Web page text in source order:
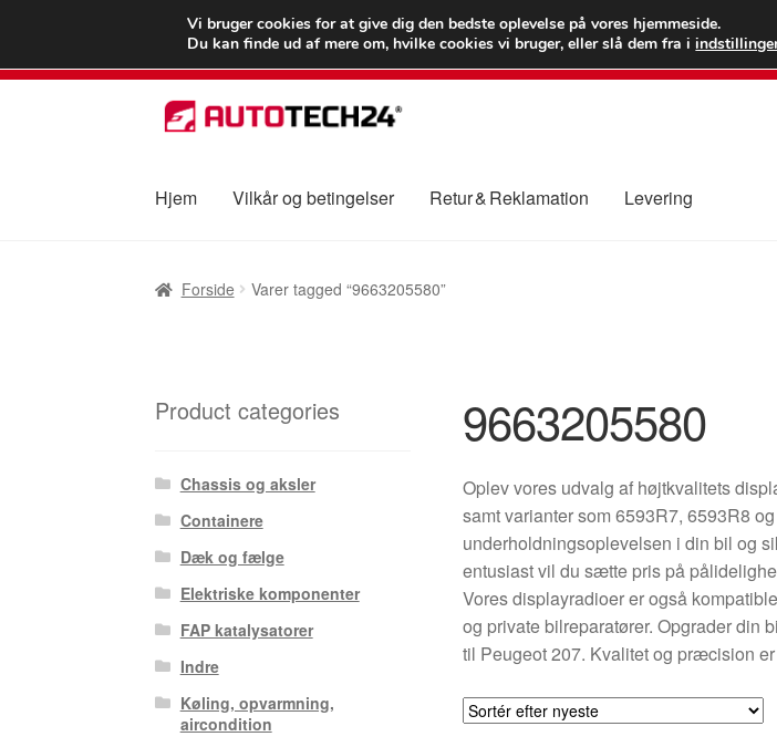
LEVERING fra 55 kr.
Spring
til
Spring
til
Hjem Vilkår og betingelser Retur & Reklamation Levering
Forside Varer tagged “9663205580”
9663205580
Oplev vores udvalg af højtkvalitets
samt varianter som 6593R7, 6593R8
underholdningsoplevelsen i din bil og
entusiast vil du sætte pris på
Vores displayradioer er også
og private bilreparatører. Opgrader din
til Peugeot 207. Kvalitet og præcision
Product categories
Chassis og aksler
Containere
Dæk og fælge
Elektriske komponenter
FAP katalysatorer
Indre
Køling, opvarmning,
aircondition
Vi bruger cookies for at give dig den bedste oplevelse på vores hjemmeside.
Du kan finde ud af mere om, hvilke cookies vi bruger, eller slå dem fra i